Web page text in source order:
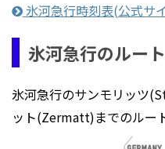
氷河急行時刻表(公式サ
氷河急行のルート
氷河急行のサンモリッツ
ット(Zermatt)までのルー